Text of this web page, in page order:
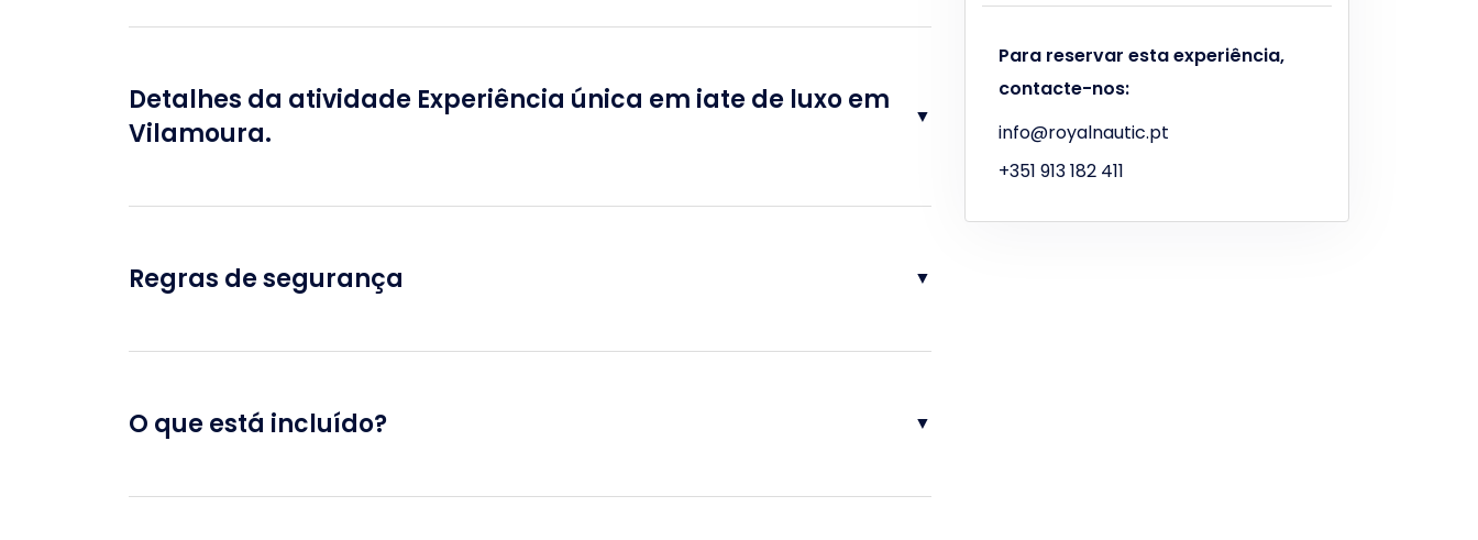
Detalhes da atividade Experiência única em iate de luxo em
Vilamoura.
▼
Regras de segurança ▼
O que está incluído? ▼
Para reservar esta experiência,
contacte-nos:
info@royalnautic.pt
+351 913 182 411